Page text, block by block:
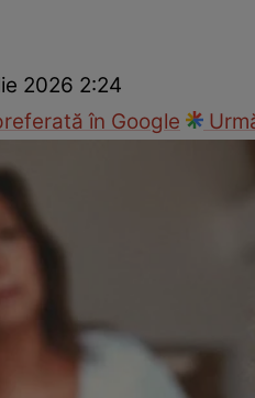
2026 2:24
în Google